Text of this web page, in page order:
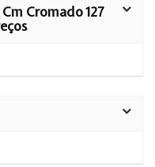
Cromado 127